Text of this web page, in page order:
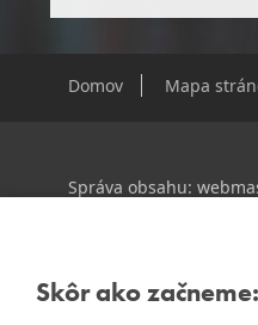
Skôr ako
Domov Mapa
Správa obsahu: